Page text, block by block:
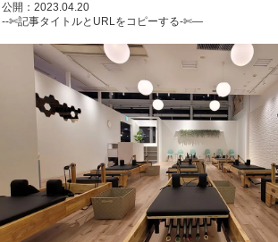
公開：2023.04.20
--✄記事タイトルとURLをコピーする-✄—